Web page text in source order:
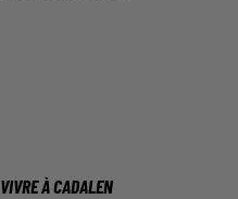
VIVRE À CADALEN